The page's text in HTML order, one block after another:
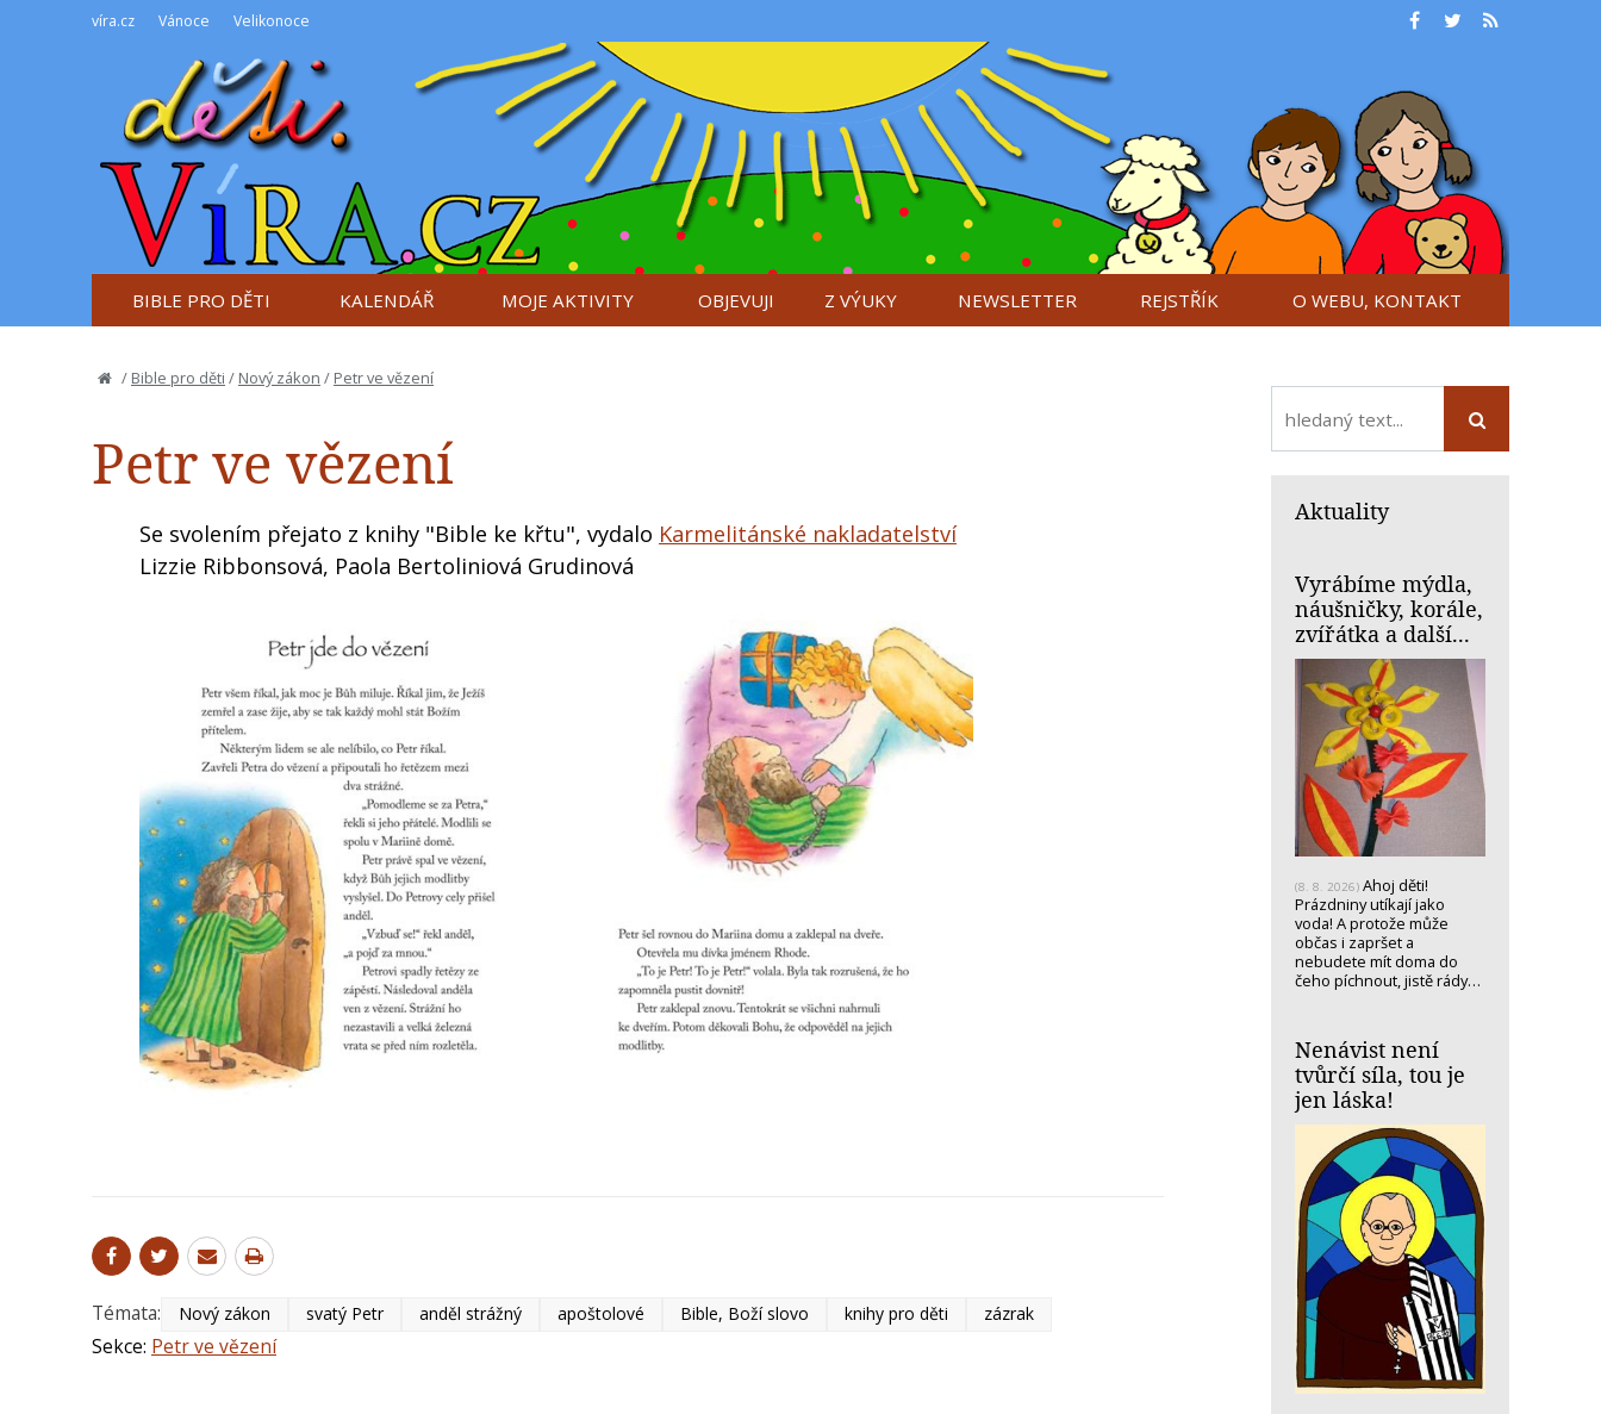
víra.cz Vánoce Velikonoce
BIBLE PRO DĚTI KALENDÁŘ MOJE AKTIVITY OBJEVUJI Z VÝUKY NEWSLETTER REJSTŘÍK O WEBU, KONTAKT
/ Bible pro děti / Nový zákon / Petr ve vězení
Petr ve vězení
Se svolením přejato z knihy "Bible ke křtu", vydalo Karmelitánské nakladatelství
Lizzie Ribbonsová, Paola Bertoliniová Grudinová
Témata: Nový zákon svatý Petr anděl strážný apoštolové Bible, Boží slovo knihy pro děti zázrak
Sekce: Petr ve vězení
Aktuality
Vyrábíme mýdla,
náušničky, korále,
zvířátka a další...
(8. 8. 2026) Ahoj děti!
Prázdniny utíkají jako
voda! A protože může
občas i zapršet a
nebudete mít doma do
čeho píchnout, jistě rády…
Nenávist není
tvůrčí síla, tou je
jen láska!